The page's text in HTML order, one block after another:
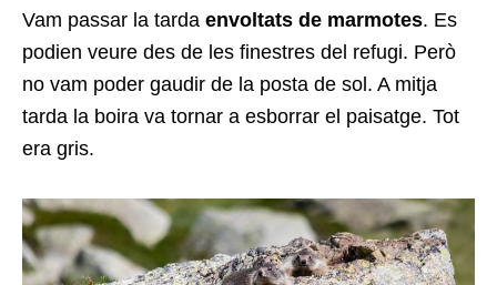
Vam passar la tarda envoltats de marmotes. Es
podien veure des de les finestres del refugi. Però
no vam poder gaudir de la posta de sol. A mitja
tarda la boira va tornar a esborrar el paisatge. Tot
era gris.